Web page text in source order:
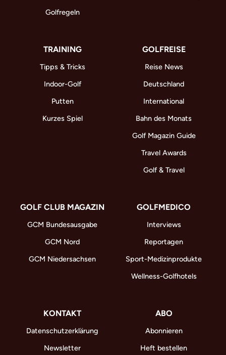
Golfregeln
TRAINING
Tipps & Tricks
Indoor-Golf
Putten
Kurzes Spiel
GOLFREISE
Reise News
Deutschland
International
Bahn des Monats
Golf Magazin Guide
Travel Awards
Golf & Travel
GOLF CLUB MAGAZIN
GCM Bundesausgabe
GCM Nord
GCM Niedersachsen
GOLFMEDICO
Interviews
Reportagen
Sport-Medizinprodukte
Wellness-Golfhotels
KONTAKT
Datenschutzerklärung
Newsletter
ABO
Abonnieren
Heft bestellen